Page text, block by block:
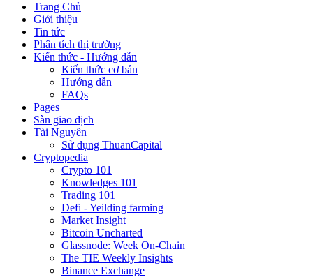
Trang Chủ
Giới thiệu
Tin tức
Phân tích thị trường
Kiến thức - Hướng dẫn
Kiến thức cơ bản
Hướng dẫn
FAQs
Pages
Sàn giao dịch
Tài Nguyên
Sử dụng ThuanCapital
Cryptopedia
Crypto 101
Knowledges 101
Trading 101
Defi - Yeilding farming
Market Insight
Bitcoin Uncharted
Glassnode: Week On-Chain
The TIE Weekly Insights
Binance Exchange